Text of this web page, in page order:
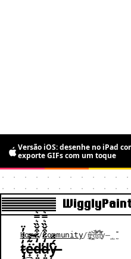
A versão Android chegou:
limitado para desenhar pixel art
Versão iOS: desenhe no iPad
exporte GIFs com um toque
Home/Community/t̴̡̡̥̭͙̱͓̝̒͐̾̓̈ė̶̟̻̟̻̬̳͂̉͘͝d̶͎͍̤͎̒̈́͒̌̏͛̿͛̕d̶͎͍̤͎̒̈́͒̌̏͛̿͛̕y̶̜̲̰̑́̈́
t̴̡̡̥̭͙̱͓̝̒͐̾̓̈ė̶̟̻̟̻̬̳͂̉͘͝d̶͎͍̤͎̒̈́͒̌̏͛̿͛̕d̶͎͍̤͎̒̈́͒̌̏͛̿͛̕y̶̜̲̰̑́̈́